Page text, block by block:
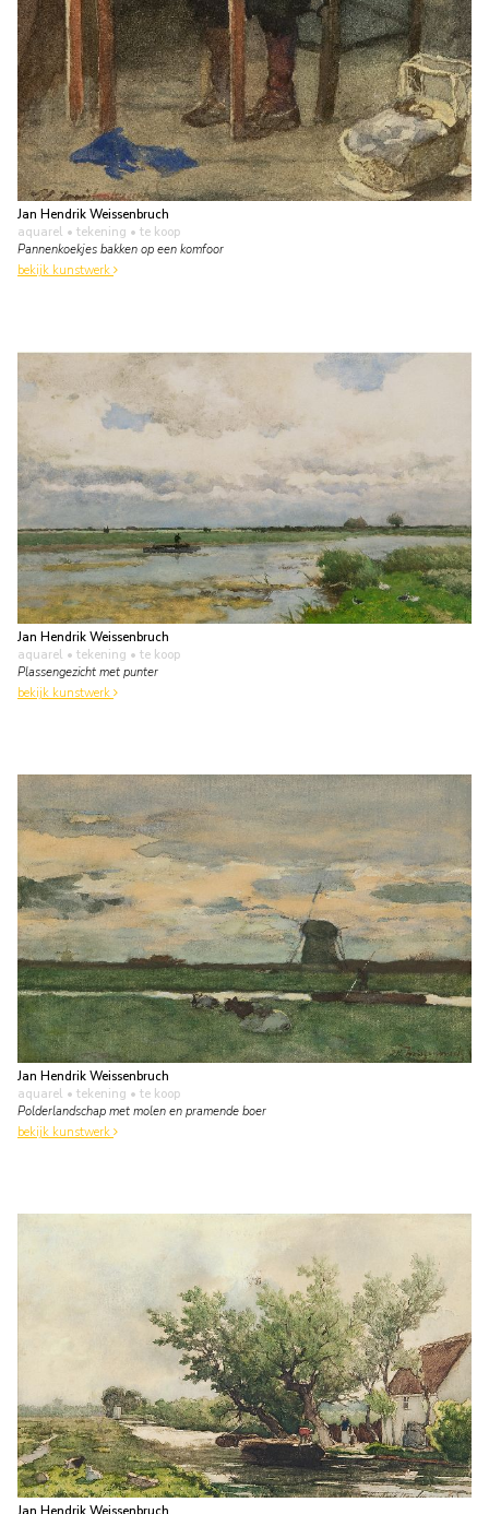
Jan Hendrik Weissenbruch
aquarel • tekening • te koop
Pannenkoekjes bakken op een komfoor
bekijk kunstwerk
Jan Hendrik Weissenbruch
aquarel • tekening • te koop
Plassengezicht met punter
bekijk kunstwerk
Jan Hendrik Weissenbruch
aquarel • tekening • te koop
Polderlandschap met molen en pramende boer
bekijk kunstwerk